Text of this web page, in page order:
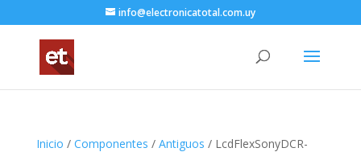
info@electronicatotal.com.uy
Inicio / Componentes / Antiguos / LcdFlexSonyDCR-